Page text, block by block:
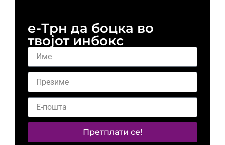
е-Трн да боцка во
твојот инбокс
Претплати се!